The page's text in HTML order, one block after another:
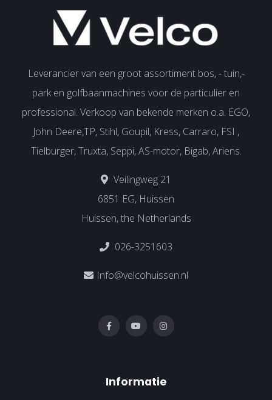
Leverancier van een groot assortiment bos, - tuin,-
park en golfbaanmachines voor de particulier en
professional. Verkoop van bekende merken o.a. EGO,
John Deere,TP, Stihl, Goupil, Kress, Carraro, FSI ,
Tielburger, Truxta, Seppi, AS-motor, Bigab, Ariens.
Veilingweg 21
6851 EG, Huissen
Huissen, the Netherlands
026-3251603
Info@velcohuissen.nl
Informatie